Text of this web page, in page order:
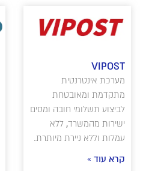
VIPOST
מערכת אינטרנטית
מתקדמת ומאובטחת
לביצוע תשלומי חובה ומסים
ישירות מהמשרד, ללא
עמלות וללא ניירת מיותרת.
קרא עוד »